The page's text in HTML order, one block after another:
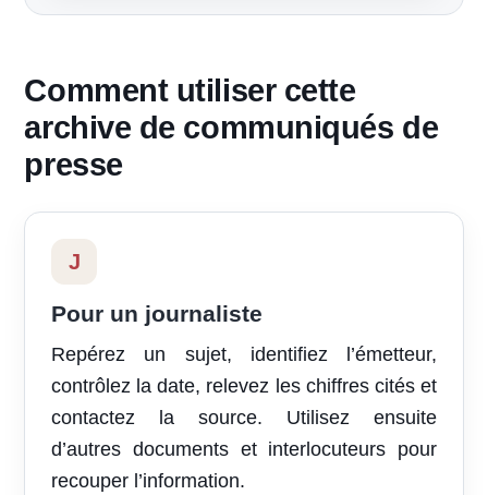
Comment utiliser cette
archive de communiqués de
presse
J
Pour un journaliste
Repérez un sujet, identifiez l’émetteur,
contrôlez la date, relevez les chiffres cités et
contactez la source. Utilisez ensuite
d’autres documents et interlocuteurs pour
recouper l’information.